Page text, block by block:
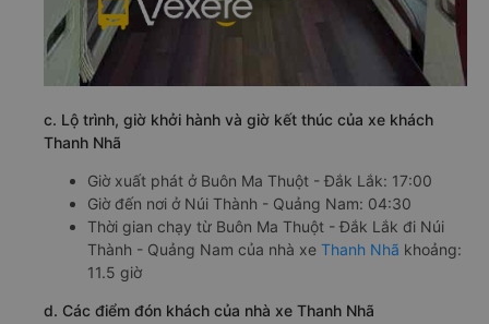
c. Lộ trình, giờ khởi hành và giờ kết thúc của xe khách
Thanh Nhã
Giờ xuất phát ở Buôn Ma Thuột - Đắk Lắk: 17:00
Giờ đến nơi ở Núi Thành - Quảng Nam: 04:30
Thời gian chạy từ Buôn Ma Thuột - Đắk Lắk đi Núi